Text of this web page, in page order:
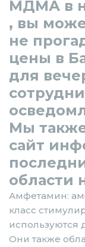
МДМА в
, вы
не
цены в
для
Мы
сайт
области
Амфетамин:
класс
используются
Они также